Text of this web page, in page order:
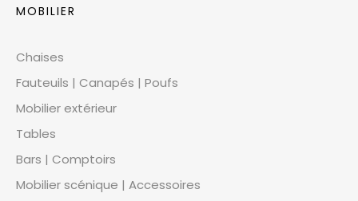
MOBILIER
Chaises
Fauteuils | Canapés | Poufs
Mobilier extérieur
Tables
Bars | Comptoirs
Mobilier scénique | Accessoires